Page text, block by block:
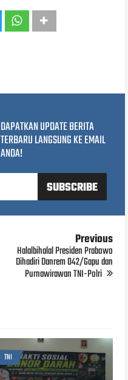
DAPATKAN UPDATE BERITA
TERBARU LANGSUNG KE EMAIL
ANDA!
Previous
Halalbihalal Presiden Prabowo
Dihadiri Danrem 042/Gapu dan
Purnawirawan TNI-Polri
TNI